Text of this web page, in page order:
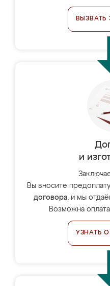
и
Вы вносите
договора, и мы
Возможна
УЗНАТЬ